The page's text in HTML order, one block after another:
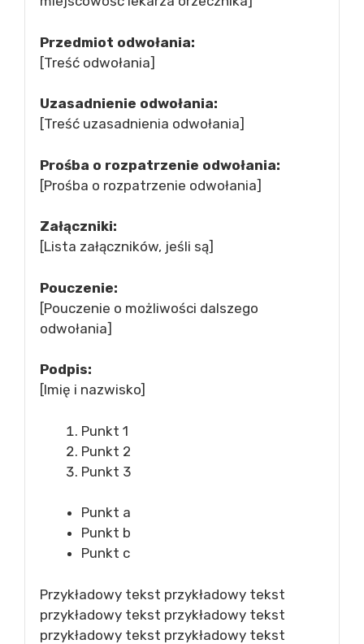
Przedmiot odwołania:
[Treść odwołania]
Uzasadnienie odwołania:
[Treść uzasadnienia odwołania]
Prośba o rozpatrzenie odwołania:
[Prośba o rozpatrzenie odwołania]
Załączniki:
[Lista załączników, jeśli są]
Pouczenie:
[Pouczenie o możliwości dalszego
odwołania]
Podpis:
[Imię i nazwisko]
Punkt 1
Punkt 2
Punkt 3
Punkt a
Punkt b
Punkt c
Przykładowy tekst przykładowy tekst
przykładowy tekst przykładowy tekst
przykładowy tekst przykładowy tekst